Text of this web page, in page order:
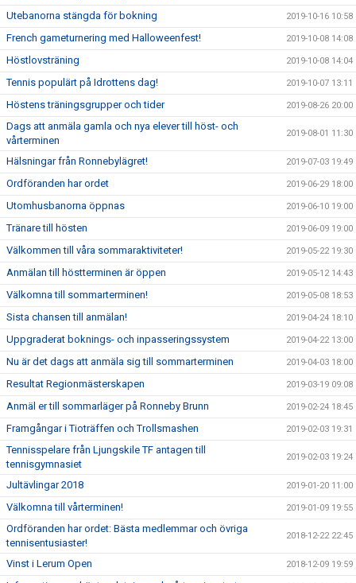
Utebanorna stängda för bokning 2019-10-16 10:58
French gameturnering med Halloweenfest! 2019-10-08 14:08
Höstlovsträning 2019-10-08 14:04
Tennis populärt på Idrottens dag! 2019-10-07 13:11
Höstens träningsgrupper och tider 2019-08-26 20:00
Dags att anmäla gamla och nya elever till höst- och
vårterminen
2019-08-01 11:30
Hälsningar från Ronnebylägret! 2019-07-03 19:49
Ordföranden har ordet 2019-06-29 18:00
Utomhusbanorna öppnas 2019-06-10 19:00
Tränare till hösten 2019-06-09 19:00
Välkommen till våra sommaraktiviteter! 2019-05-22 19:30
Anmälan till höstterminen är öppen 2019-05-12 14:43
Välkomna till sommarterminen! 2019-05-08 18:53
Sista chansen till anmälan! 2019-04-24 18:10
Uppgraderat boknings- och inpasseringssystem 2019-04-22 13:00
Nu är det dags att anmäla sig till sommarterminen 2019-04-03 18:00
Resultat Regionmästerskapen 2019-03-19 09:08
Anmäl er till sommarläger på Ronneby Brunn 2019-02-24 18:45
Framgångar i Tioträffen och Trollsmashen 2019-02-03 19:31
Tennisspelare från Ljungskile TF antagen till
tennisgymnasiet
2019-02-03 19:24
Jultävlingar 2018 2019-01-20 11:00
Välkomna till vårterminen! 2019-01-09 19:55
Ordföranden har ordet: Bästa medlemmar och övriga
tennisentusiaster!
2018-12-22 22:45
Vinst i Lerum Open 2018-12-09 19:59